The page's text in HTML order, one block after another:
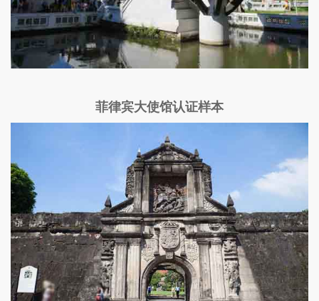
菲律宾大使馆认证样本